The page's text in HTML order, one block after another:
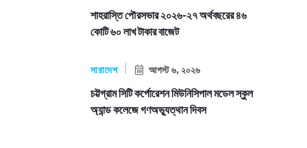
শাহরাস্তি পৌরসভার ২০২৬-২৭ অর্থবছরের ৪৬
কোটি ৬০ লাখ টাকার বাজেট
সারাদেশ আগস্ট ৬, ২০২৬
চট্টগ্রাম সিটি কর্পোরেশন মিউনিসিপাল মডেল স্কুল
অ্যান্ড কলেজে গণঅভ্যুত্থান দিবস